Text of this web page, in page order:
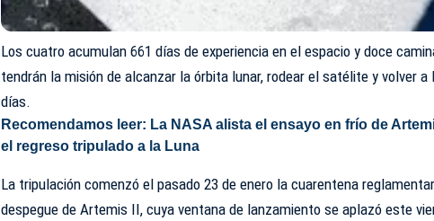
Los cuatro acumulan 661 días de experiencia en el espacio y doce
tendrán la misión de alcanzar la órbita lunar, rodear el satélite y volver a
días.
Recomendamos leer: La NASA alista el ensayo en frío de
el regreso tripulado a la Luna
La tripulación comenzó el pasado 23 de enero la cuarentena
despegue de Artemis II, cuya ventana de lanzamiento se aplazó este